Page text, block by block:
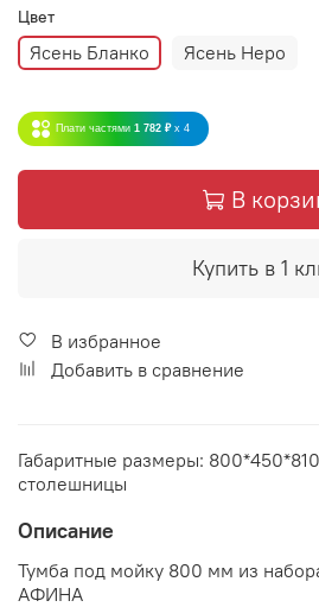
Цвет
Ясень Бланко Ясень Неро
Плати частями 1 782 ₽ x 4
В
Купить в 1
В избранное
Добавить в сравнение
Габаритные размеры:
столешницы
Описание
Тумба под мойку 800 мм из
АФИНА